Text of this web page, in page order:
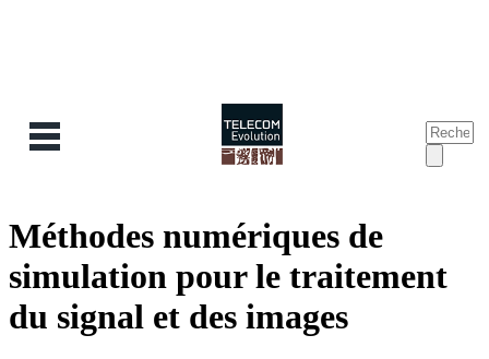
de
Méthodes numériques de
simulation pour le traitement
du signal et des images